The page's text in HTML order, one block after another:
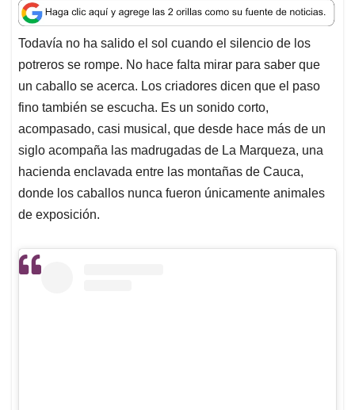
a
t
s
A
p
p
c
e
b
o
o
k
n
k
e
d
I
n
a
i
l
r
e
a
d
s
Todavía no ha salido el sol cuando el silencio de los
potreros se rompe. No hace falta mirar para saber que
un caballo se acerca. Los criadores dicen que el paso
fino también se escucha. Es un sonido corto,
acompasado, casi musical, que desde hace más de un
siglo acompaña las madrugadas de La Marqueza, una
hacienda enclavada entre las montañas de Cauca,
donde los caballos nunca fueron únicamente animales
de exposición.